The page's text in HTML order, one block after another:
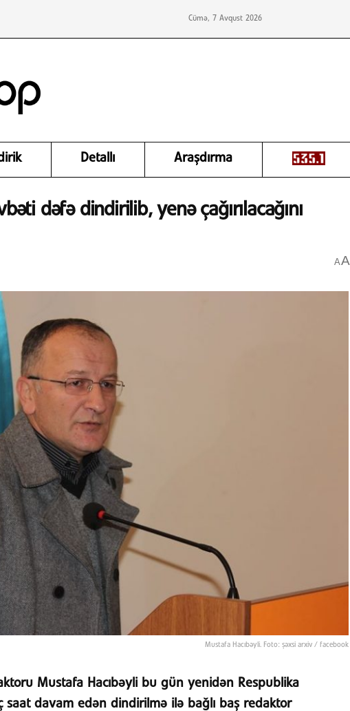
Cümə, 7 Avqust 2026
Detallı Araşdırma
dəfə dindirilib, yenə çağırılacağını
AA
Mustafa Hacıbəyli. Foto: şəxsi arxiv / facebook
Mustafa Hacıbəyli bu gün yenidən Respublika
saat davam edən dindirilmə ilə bağlı baş redaktor